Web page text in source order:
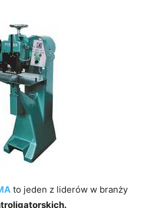
to jeden z liderów w branży